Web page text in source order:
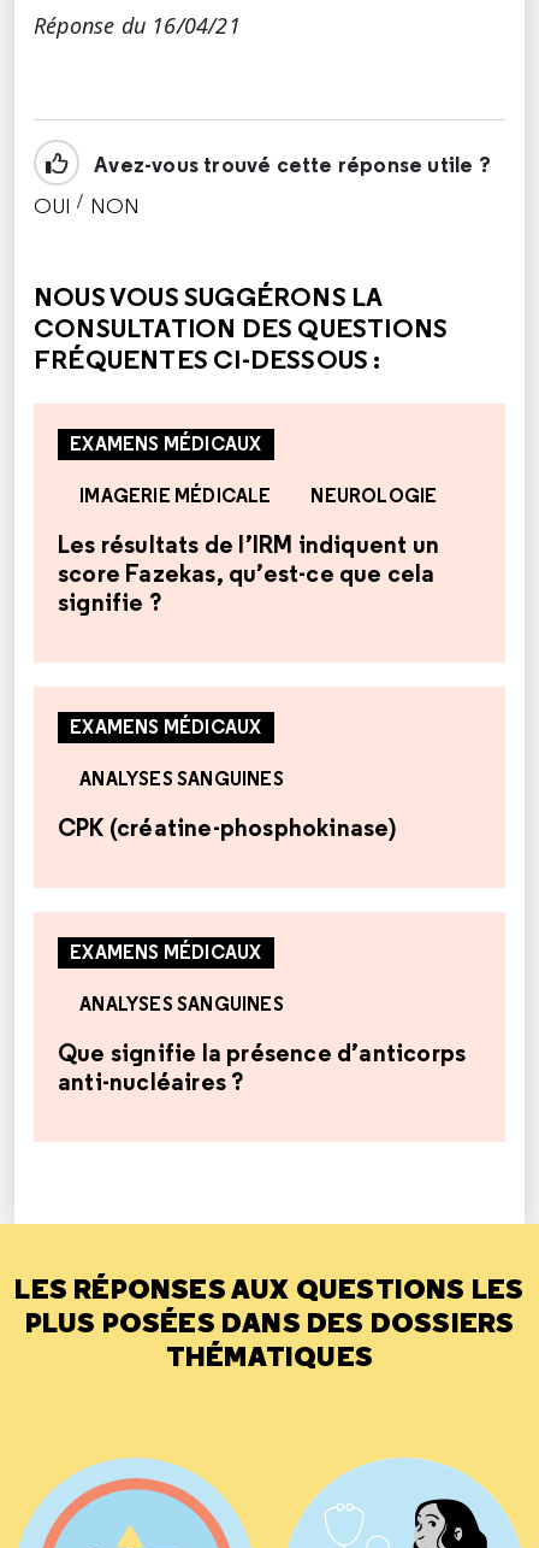
Réponse du 16/04/21
Avez-vous trouvé cette réponse utile ?
OUI / NON
NOUS VOUS SUGGÉRONS LA
CONSULTATION DES QUESTIONS
FRÉQUENTES CI-DESSOUS :
EXAMENS MÉDICAUX
IMAGERIE MÉDICALE NEUROLOGIE
Les résultats de l’IRM indiquent un
score Fazekas, qu’est-ce que cela
signifie ?
EXAMENS MÉDICAUX
ANALYSES SANGUINES
CPK (créatine-phosphokinase)
EXAMENS MÉDICAUX
ANALYSES SANGUINES
Que signifie la présence d’anticorps
anti-nucléaires ?
LES RÉPONSES AUX QUESTIONS LES
PLUS POSÉES DANS DES DOSSIERS
THÉMATIQUES